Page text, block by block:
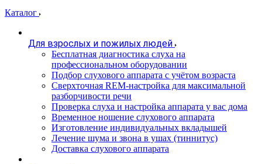
Каталог
Для взрослых и пожилых людей
Бесплатная диагностика слуха на
профессиональном оборудовании
Подбор слухового аппарата с учётом возраста
Сверхточная REM-настройка для максимальной
разборчивости речи
Проверка слуха и настройка аппарата у вас дома
Временное ношение слухового аппарата
Изготовление индивидуальных вкладышей
Лечение шума и звона в ушах (тиннитус)
Доставка слухового аппарата